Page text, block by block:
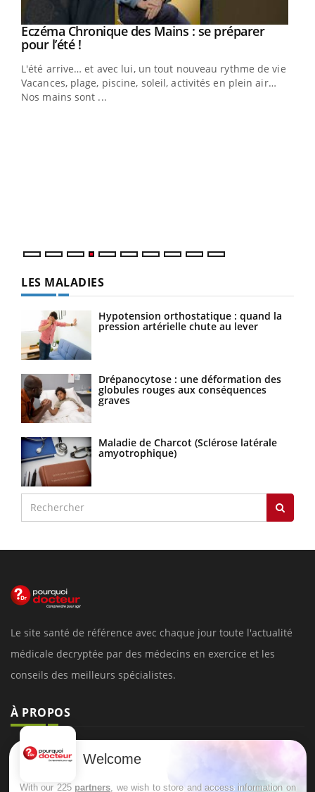
Youtube
Eczéma Chronique des Mains : se préparer
pour l’été !Youtube
L'été arrive… et avec lui, un tout nouveau rythme de vie !
Vacances, plage, piscine, soleil, activités en plein air…
Nos mains sont ...
LES MALADIES
Hypotension orthostatique : quand la
pression artérielle chute au lever
Drépanocytose : une déformation des
globules rouges aux conséquences
graves
Maladie de Charcot (Sclérose latérale
amyotrophique)
Le site santé de référence avec chaque jour toute l'actualité
médicale decryptée par des médecins en exercice et les
conseils des meilleurs spécialistes.
À PROPOS
Données personnelles et cookies
Welcome
With our 225 partners , we wish to store and access information on